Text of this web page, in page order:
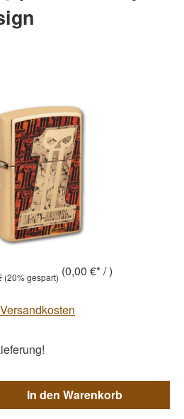
(20% gespart) (0,00 €* / )
den gewünschten
In den Warenkorb